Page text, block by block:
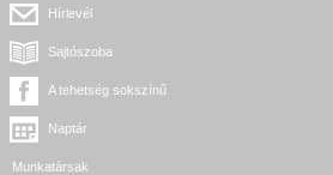
Hírlevél
Sajtószoba
A tehetség sokszínű
Naptár
Munkatársak